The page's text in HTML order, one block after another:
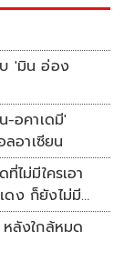
'มิน อ่อง
-อคาเดมี'
อาเซียน
ไม่มีใครเอา
ง ก็ยังไม่มีฟ้า
หลังใกล้หมด